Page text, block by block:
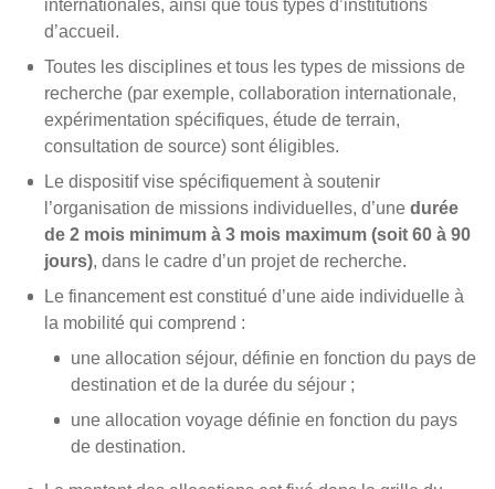
internationales, ainsi que tous types d’institutions
d’accueil.
Toutes les disciplines et tous les types de missions de
recherche (par exemple, collaboration internationale,
expérimentation spécifiques, étude de terrain,
consultation de source) sont éligibles.
Le dispositif vise spécifiquement à soutenir
l’organisation de missions individuelles, d’une durée
de 2 mois minimum à 3 mois maximum (soit 60 à 90
jours), dans le cadre d’un projet de recherche.
Le financement est constitué d’une aide individuelle à
la mobilité qui comprend :
une allocation séjour, définie en fonction du pays de
destination et de la durée du séjour ;
une allocation voyage définie en fonction du pays
de destination.